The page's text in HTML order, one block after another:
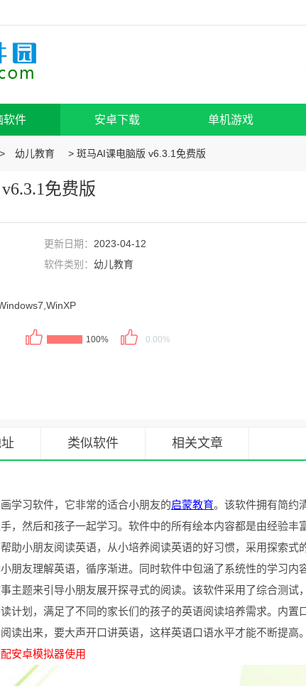
软件 安卓下载 单机游戏
> 幼儿教育 > 斑马AI课电脑版 v6.3.1免费版
免费版
更新日期： 2023-04-12
软件类别： 幼儿教育
100% 0.00%
址 类似软件 相关文章
学习软件，它非常的适合小朋友的启蒙教育。该软件拥有简约
，然后和孩子一起学习。软件中的所有绘本内容都是由经验丰
助小朋友阅读英语，从小培养阅读英语的好习惯，采用探索式
朋友理解英语，循序渐进。同时软件中包涵了系统性的学习内
主题来引导小朋友展开探寻式的阅读。该软件采用了综合测试
计划，满足了不同的家长们的孩子的英语阅读培养需求。内置
读出来，要大声开口讲英语，这样英语口语水平才能不断提高
安卓模拟器使用